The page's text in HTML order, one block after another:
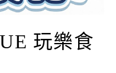
玩樂食